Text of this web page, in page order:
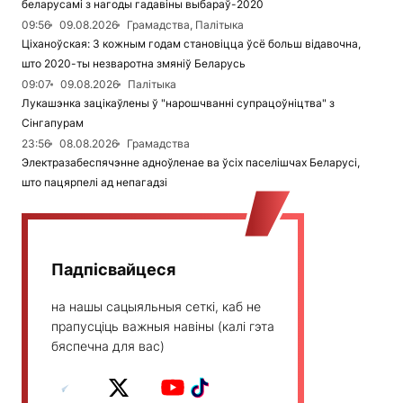
беларусамі з нагоды гадавіны выбараў-2020
09:56
09.08.2026
Грамадства, Палітыка
Ціханоўская: З кожным годам становіцца ўсё больш відавочна,
што 2020-ты незваротна змяніў Беларусь
09:07
09.08.2026
Палітыка
Лукашэнка зацікаўлены ў "нарошчванні супрацоўніцтва" з
Сінгапурам
23:56
08.08.2026
Грамадства
Электразабеспячэнне адноўленае ва ўсіх паселішчах Беларусі,
што пацярпелі ад непагадзі
Падпісвайцеся
на нашы сацыяльныя сеткі, каб не
прапусціць важныя навіны (калі гэта
бяспечна для вас)